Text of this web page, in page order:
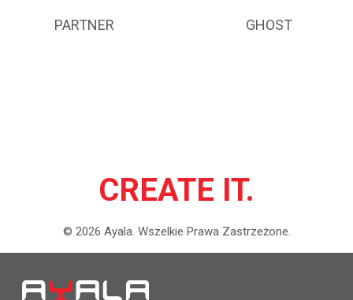
PARTNER GHOST
CREATE IT.
© 2026 Ayala. Wszelkie Prawa Zastrzeżone.